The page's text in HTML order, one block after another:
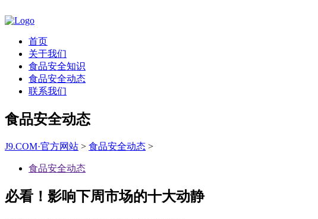
首页
关于我们
食品安全知识
食品安全动态
联系我们
食品安全动态
J9.COM·官方网站 > 食品安全动态 >
食品安全动态
必看！影响下周市场的十大动静